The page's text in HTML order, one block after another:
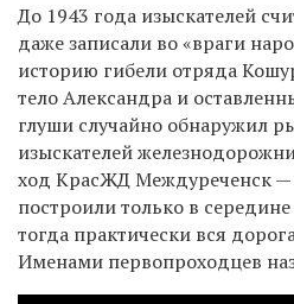
До 1943 года изыскателей
даже записали во «враги
историю гибели отряда
тело Александра и
глуши случайно обнаружил
изыскателей
ход КрасЖД Междуреченск—
построили только в
тогда практически вся
Именами первопроходцев